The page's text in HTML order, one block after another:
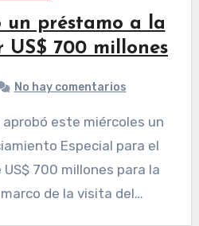
un préstamo a la
700 millones
No hay comentarios
Especial para el
US$ 700 millones para la
de la visita del…